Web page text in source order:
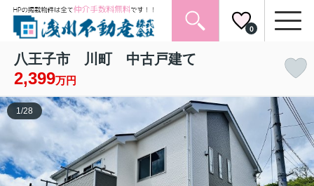
0
八王子市 川町 中古戸建て
2,399万円
1 /28